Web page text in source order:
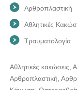
Αρθροπλαστική
Αθλητικές
Τραυματολογία
Αθλητικές κακώσεις,
Αρθροπλαστική,